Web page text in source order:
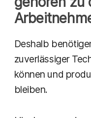
Deshalb
zuverlässiger
können und
bleiben.